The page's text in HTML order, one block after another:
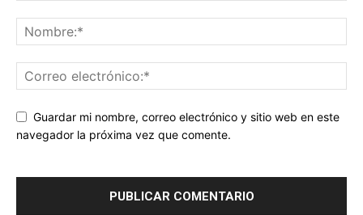
Guardar mi nombre, correo electrónico y sitio web en este
navegador la próxima vez que comente.